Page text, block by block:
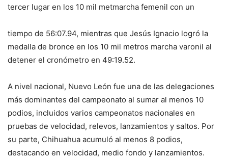
tercer lugar en los 10 mil metmarcha femenil con un
tiempo de 56:07.94, mientras que Jesús Ignacio logró la
medalla de bronce en los 10 mil metros marcha varonil al
detener el cronómetro en 49:19.52.
A nivel nacional, Nuevo León fue una de las delegaciones
más dominantes del campeonato al sumar al menos 10
podios, incluidos varios campeonatos nacionales en
pruebas de velocidad, relevos, lanzamientos y saltos. Por
su parte, Chihuahua acumuló al menos 8 podios,
destacando en velocidad, medio fondo y lanzamientos.